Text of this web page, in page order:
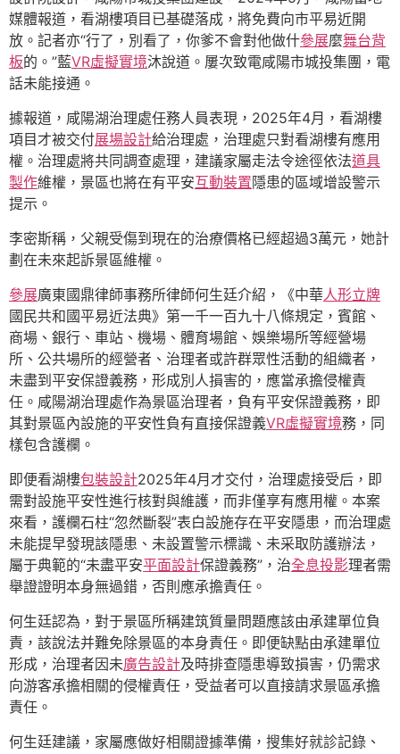
媒體報道，看湖樓項目已基礎落成，將免費向市平易近開
放。記者亦“行了，別看了，你爹不會對他做什參展麼舞台背
板的。”藍VR虛擬實境沐說道。屢次致電咸陽市城投集團，電
話未能接通。
據報道，咸陽湖治理處任務人員表現，2025年4月，看湖樓
項目才被交付展場設計給治理處，治理處只對看湖樓有應用
權。治理處將共同調查處理，建議家屬走法令途徑依法道具
製作維權，景區也將在有平安互動裝置隱患的區域增設警示
提示。
李密斯稱，父親受傷到現在的治療價格已經超過3萬元，她計
劃在未來起訴景區維權。
參展廣東國鼎律師事務所律師何生廷介紹，《中華人形立牌
國民共和國平易近法典》第一千一百九十八條規定，賓館、
商場、銀行、車站、機場、體育場館、娛樂場所等經營場
所、公共場所的經營者、治理者或許群眾性活動的組織者，
未盡到平安保證義務，形成別人損害的，應當承擔侵權責
任。咸陽湖治理處作為景區治理者，負有平安保證義務，即
其對景區內設施的平安性負有直接保證義VR虛擬實境務，同
樣包含護欄。
即便看湖樓包裝設計2025年4月才交付，治理處接受后，即
需對設施平安性進行核對與維護，而非僅享有應用權。本案
來看，護欄石柱“忽然斷裂”表白設施存在平安隱患，而治理處
未能提早發現該隱患、未設置警示標識、未采取防護辦法，
屬于典範的“未盡平安平面設計保證義務”，治全息投影理者需
舉證證明本身無過錯，否則應承擔責任。
何生廷認為，對于景區所稱建筑質量問題應該由承建單位負
責，該說法并難免除景區的本身責任。即便缺點由承建單位
形成，治理者因未廣告設計及時排查隱患導致損害，仍需求
向游客承擔相關的侵權責任，受益者可以直接請求景區承擔
責任。
何生廷建議，家屬應做好相關證據準備，搜集好就診記錄、